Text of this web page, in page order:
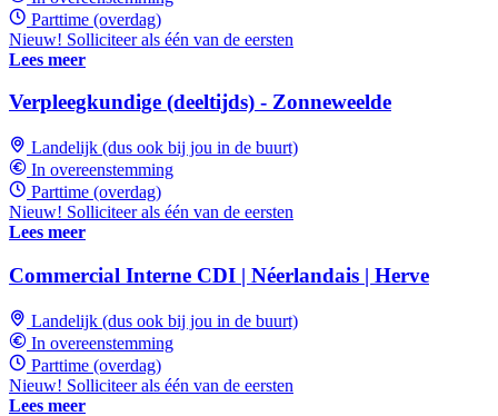
Parttime (overdag)
Nieuw! Solliciteer als één van de eersten
Lees meer
Verpleegkundige (deeltijds) - Zonneweelde
Landelijk (dus ook bij jou in de buurt)
In overeenstemming
Parttime (overdag)
Nieuw! Solliciteer als één van de eersten
Lees meer
Commercial Interne CDI | Néerlandais | Herve
Landelijk (dus ook bij jou in de buurt)
In overeenstemming
Parttime (overdag)
Nieuw! Solliciteer als één van de eersten
Lees meer